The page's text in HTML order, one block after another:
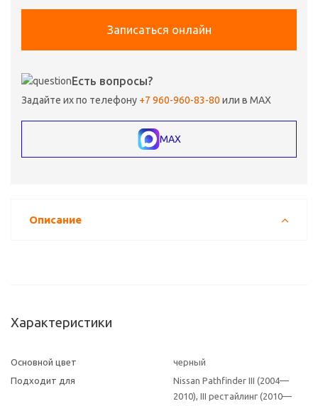
Записаться онлайн
Есть вопросы?
Задайте их по телефону +7 960-960-83-80 или в MAX
MAX
Описание
Характеристики
Основной цвет
черный
Подходит для
Nissan Pathfinder III (2004—
2010), III рестайлинг (2010—